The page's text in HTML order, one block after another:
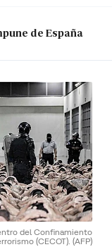
de España
del Confinamiento
(CECOT). (AFP)